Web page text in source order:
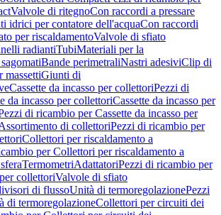
Valvole di ritegnoCon raccordi a pressare
idrici per contatore dell'acquaCon raccordi
per riscaldamentoValvole di sfiato
radiantiTubiMateriali per la
Bande perimetraliNastri adesiviClip di
massettiGiunti di
Cassette da incasso per collettoriPezzi di
da incasso per collettoriCassette da incasso per
di ricambio per Cassette da incasso per
di collettoriPezzi di ricambio per
Collettori per riscaldamento a
per Collettori per riscaldamento a
TermometriAdattatoriPezzi di ricambio per
collettoriValvole di sfiato
di flussoUnità di termoregolazionePezzi
di termoregolazioneCollettori per circuiti dei